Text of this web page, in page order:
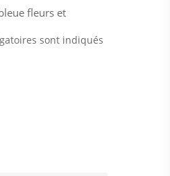
fleurs et
sont indiqués